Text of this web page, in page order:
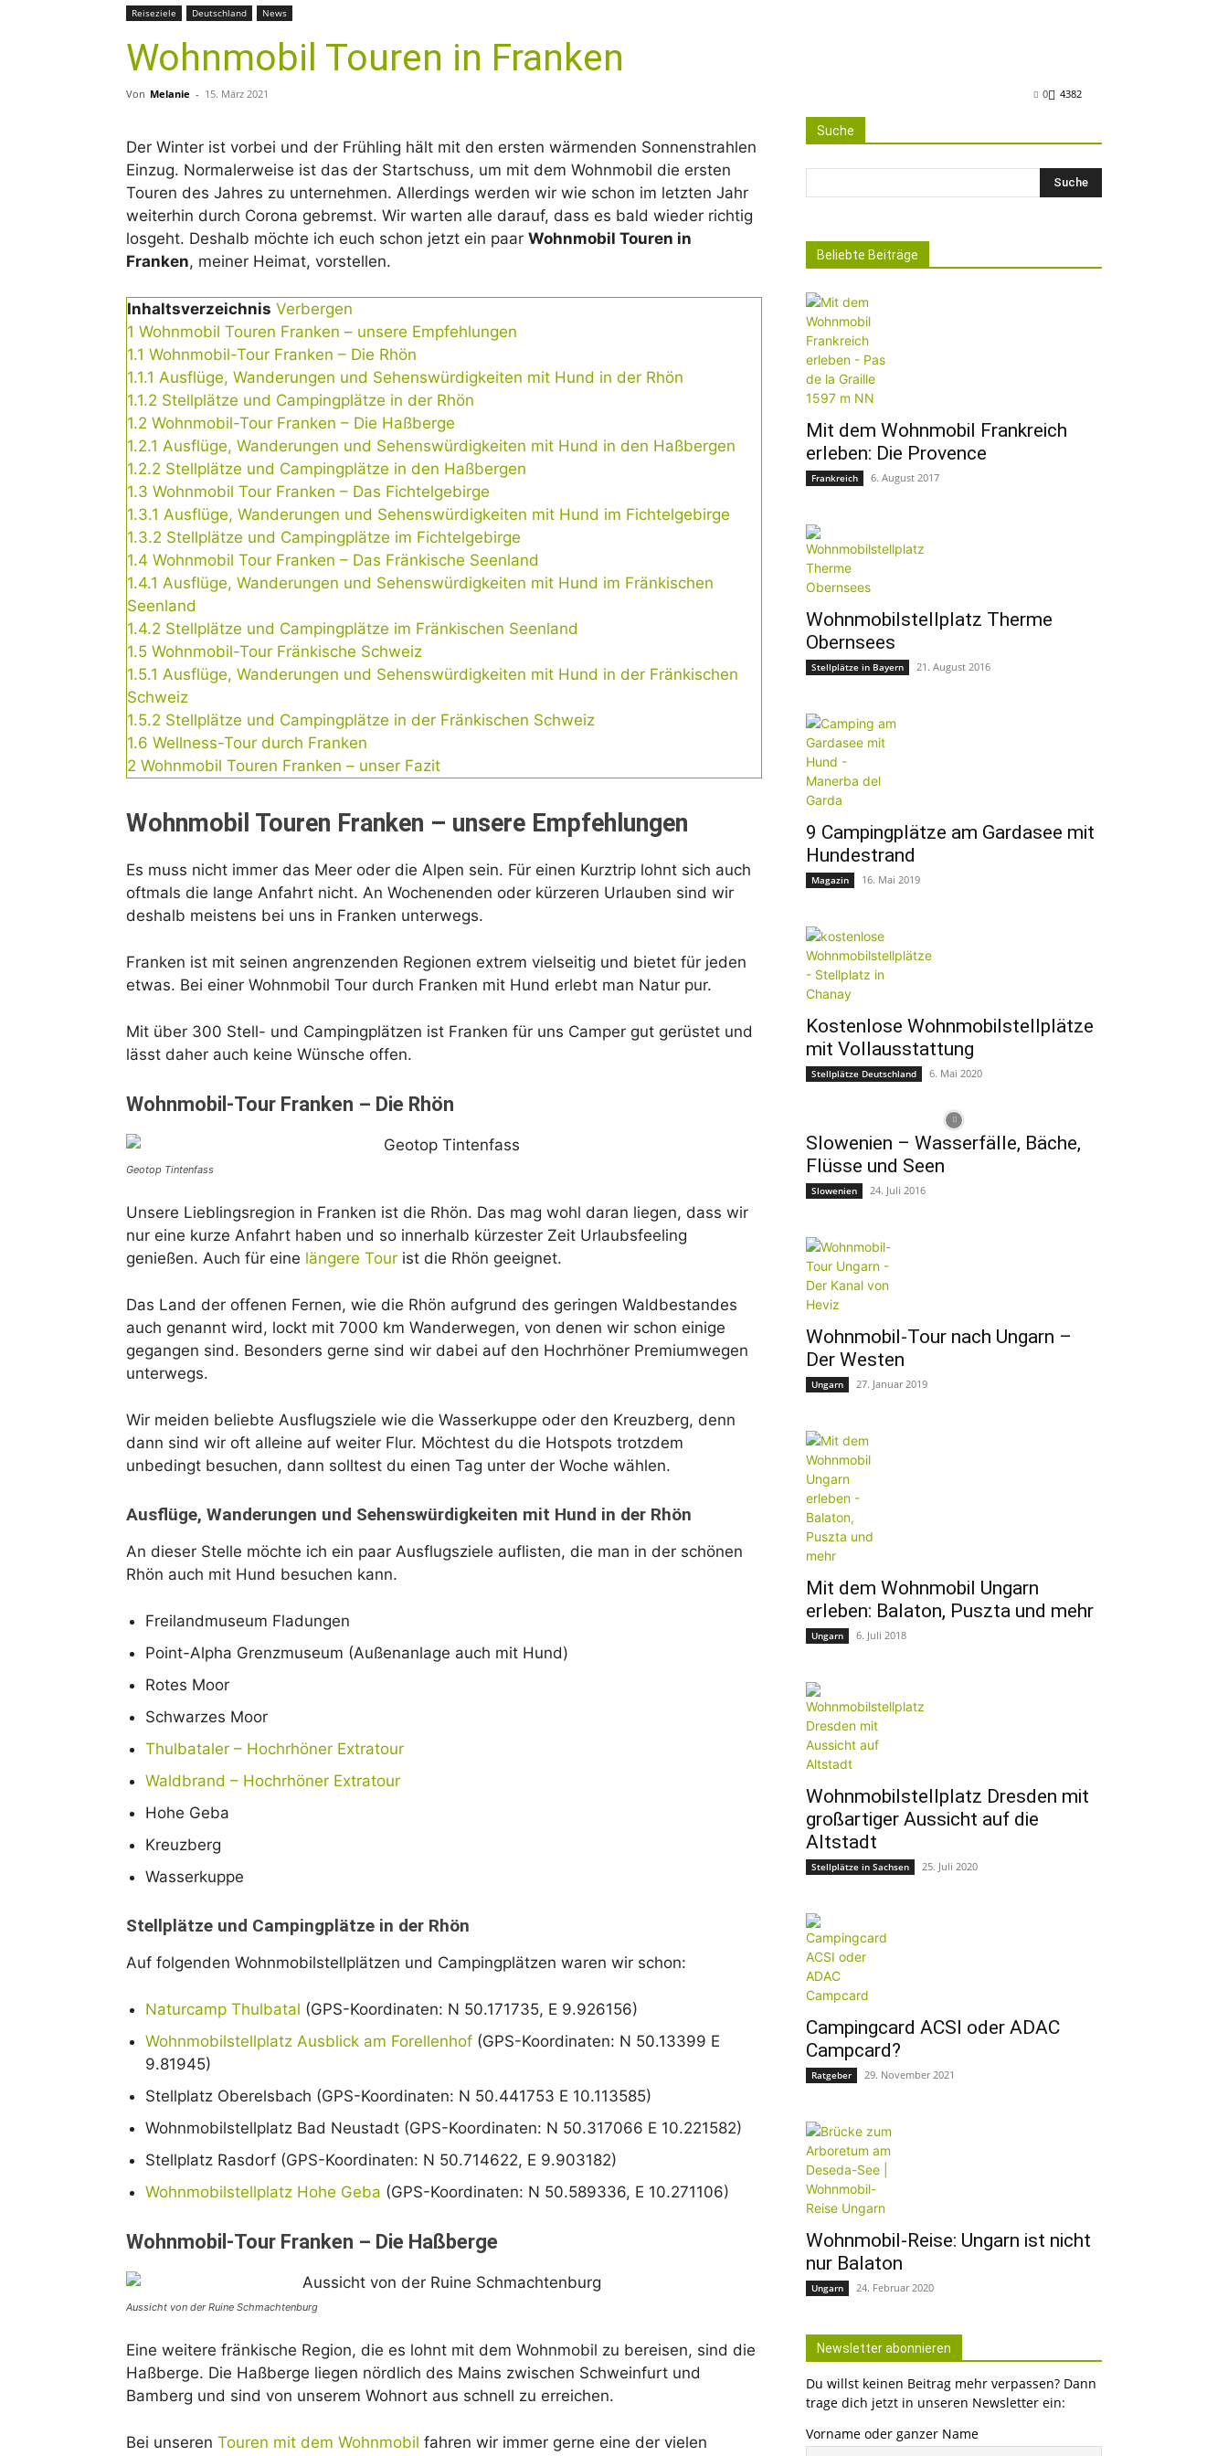
Reiseziele Deutschland News
Wohnmobil Touren in Franken
Von Melanie - 15. März 2021 4382
0
Der Winter ist vorbei und der Frühling hält mit den ersten wärmenden Sonnenstrahlen
Einzug. Normalerweise ist das der Startschuss, um mit dem Wohnmobil die ersten
Touren des Jahres zu unternehmen. Allerdings werden wir wie schon im letzten Jahr
weiterhin durch Corona gebremst. Wir warten alle darauf, dass es bald wieder richtig
losgeht. Deshalb möchte ich euch schon jetzt ein paar Wohnmobil Touren in
Franken, meiner Heimat, vorstellen.
Inhaltsverzeichnis Verbergen
1 Wohnmobil Touren Franken – unsere Empfehlungen
1.1 Wohnmobil-Tour Franken – Die Rhön
1.1.1 Ausflüge, Wanderungen und Sehenswürdigkeiten mit Hund in der Rhön
1.1.2 Stellplätze und Campingplätze in der Rhön
1.2 Wohnmobil-Tour Franken – Die Haßberge
1.2.1 Ausflüge, Wanderungen und Sehenswürdigkeiten mit Hund in den Haßbergen
1.2.2 Stellplätze und Campingplätze in den Haßbergen
1.3 Wohnmobil Tour Franken – Das Fichtelgebirge
1.3.1 Ausflüge, Wanderungen und Sehenswürdigkeiten mit Hund im Fichtelgebirge
1.3.2 Stellplätze und Campingplätze im Fichtelgebirge
1.4 Wohnmobil Tour Franken – Das Fränkische Seenland
1.4.1 Ausflüge, Wanderungen und Sehenswürdigkeiten mit Hund im Fränkischen
Seenland
1.4.2 Stellplätze und Campingplätze im Fränkischen Seenland
1.5 Wohnmobil-Tour Fränkische Schweiz
1.5.1 Ausflüge, Wanderungen und Sehenswürdigkeiten mit Hund in der Fränkischen
Schweiz
1.5.2 Stellplätze und Campingplätze in der Fränkischen Schweiz
1.6 Wellness-Tour durch Franken
2 Wohnmobil Touren Franken – unser Fazit
Wohnmobil Touren Franken – unsere Empfehlungen
Es muss nicht immer das Meer oder die Alpen sein. Für einen Kurztrip lohnt sich auch
oftmals die lange Anfahrt nicht. An Wochenenden oder kürzeren Urlauben sind wir
deshalb meistens bei uns in Franken unterwegs.
Franken ist mit seinen angrenzenden Regionen extrem vielseitig und bietet für jeden
etwas. Bei einer Wohnmobil Tour durch Franken mit Hund erlebt man Natur pur.
Mit über 300 Stell- und Campingplätzen ist Franken für uns Camper gut gerüstet und
lässt daher auch keine Wünsche offen.
Wohnmobil-Tour Franken – Die Rhön
Geotop Tintenfass
Unsere Lieblingsregion in Franken ist die Rhön. Das mag wohl daran liegen, dass wir
nur eine kurze Anfahrt haben und so innerhalb kürzester Zeit Urlaubsfeeling
genießen. Auch für eine längere Tour ist die Rhön geeignet.
Das Land der offenen Fernen, wie die Rhön aufgrund des geringen Waldbestandes
auch genannt wird, lockt mit 7000 km Wanderwegen, von denen wir schon einige
gegangen sind. Besonders gerne sind wir dabei auf den Hochrhöner Premiumwegen
unterwegs.
Wir meiden beliebte Ausflugsziele wie die Wasserkuppe oder den Kreuzberg, denn
dann sind wir oft alleine auf weiter Flur. Möchtest du die Hotspots trotzdem
unbedingt besuchen, dann solltest du einen Tag unter der Woche wählen.
Ausflüge, Wanderungen und Sehenswürdigkeiten mit Hund in der Rhön
An dieser Stelle möchte ich ein paar Ausflugsziele auflisten, die man in der schönen
Rhön auch mit Hund besuchen kann.
Freilandmuseum Fladungen
Point-Alpha Grenzmuseum (Außenanlage auch mit Hund)
Rotes Moor
Schwarzes Moor
Thulbataler – Hochrhöner Extratour
Waldbrand – Hochrhöner Extratour
Hohe Geba
Kreuzberg
Wasserkuppe
Stellplätze und Campingplätze in der Rhön
Auf folgenden Wohnmobilstellplätzen und Campingplätzen waren wir schon:
Naturcamp Thulbatal (GPS-Koordinaten: N 50.171735, E 9.926156)
Wohnmobilstellplatz Ausblick am Forellenhof (GPS-Koordinaten: N 50.13399 E
9.81945)
Stellplatz Oberelsbach (GPS-Koordinaten: N 50.441753 E 10.113585)
Wohnmobilstellplatz Bad Neustadt (GPS-Koordinaten: N 50.317066 E 10.221582)
Stellplatz Rasdorf (GPS-Koordinaten: N 50.714622, E 9.903182)
Wohnmobilstellplatz Hohe Geba (GPS-Koordinaten: N 50.589336, E 10.271106)
Wohnmobil-Tour Franken – Die Haßberge
Aussicht von der Ruine Schmachtenburg
Eine weitere fränkische Region, die es lohnt mit dem Wohnmobil zu bereisen, sind die
Haßberge. Die Haßberge liegen nördlich des Mains zwischen Schweinfurt und
Bamberg und sind von unserem Wohnort aus schnell zu erreichen.
Bei unseren Touren mit dem Wohnmobil fahren wir immer gerne eine der vielen
Suche
Beliebte Beiträge
Mit dem Wohnmobil Frankreich
erleben: Die Provence
Frankreich 6. August 2017
Wohnmobilstellplatz Therme
Obernsees
Stellplätze in Bayern 21. August 2016
9 Campingplätze am Gardasee mit
Hundestrand
Magazin 16. Mai 2019
Kostenlose Wohnmobilstellplätze
mit Vollausstattung
Stellplätze Deutschland 6. Mai 2020
Slowenien – Wasserfälle, Bäche,
Flüsse und Seen
Slowenien 24. Juli 2016
Wohnmobil-Tour nach Ungarn –
Der Westen
Ungarn 27. Januar 2019
Mit dem Wohnmobil Ungarn
erleben: Balaton, Puszta und mehr
Ungarn 6. Juli 2018
Wohnmobilstellplatz Dresden mit
großartiger Aussicht auf die
Altstadt
Stellplätze in Sachsen 25. Juli 2020
Campingcard ACSI oder ADAC
Campcard?
Ratgeber 29. November 2021
Wohnmobil-Reise: Ungarn ist nicht
nur Balaton
Ungarn 24. Februar 2020
Newsletter abonnieren
Du willst keinen Beitrag mehr verpassen? Dann
trage dich jetzt in unseren Newsletter ein:
Vorname oder ganzer Name